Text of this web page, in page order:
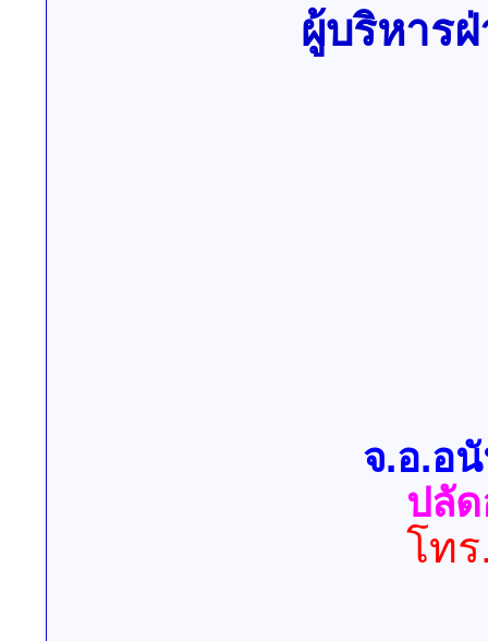
ผู้บริหาร
จ.อ.อ
ปลั
โท